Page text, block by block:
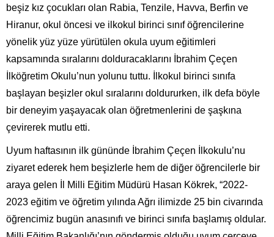
beşiz kız çocukları olan Rabia, Tenzile, Havva, Berfin ve
Hiranur, okul öncesi ve ilkokul birinci sınıf öğrencilerine
yönelik yüz yüze yürütülen okula uyum eğitimleri
kapsamında sıralarını dolduracaklarını İbrahim Çeçen
İlköğretim Okulu’nun yolunu tuttu. İlkokul birinci sınıfa
başlayan beşizler okul sıralarını doldururken, ilk defa böyle
bir deneyim yaşayacak olan öğretmenlerini de şaşkına
çevirerek mutlu etti.
Uyum haftasının ilk gününde İbrahim Çeçen İlkokulu’nu
ziyaret ederek hem beşizlerle hem de diğer öğrencilerle bir
araya gelen İl Milli Eğitim Müdürü Hasan Kökrek, “2022-
2023 eğitim ve öğretim yılında Ağrı ilimizde 25 bin civarında
öğrencimiz bugün anasınıfı ve birinci sınıfa başlamış oldular.